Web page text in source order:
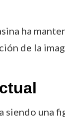
ha
de la
siendo una